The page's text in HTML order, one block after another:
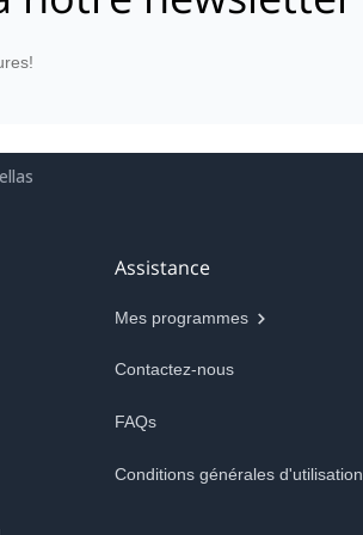
Assistance
Mes programmes
Contactez-nous
FAQs
Conditions générales d'utilisation